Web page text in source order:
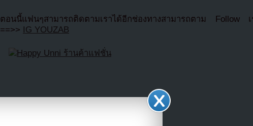
ตอนนี้แฟนๆสามารถติดตามเราได้อีกช่องทางสามารถตาม Follow เ
==>> IG YOUZAB